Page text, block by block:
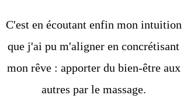
C'est en écoutant enfin mon intuition
que j'ai pu m'aligner en concrétisant
mon rêve : apporter du bien-être aux
autres par le massage.